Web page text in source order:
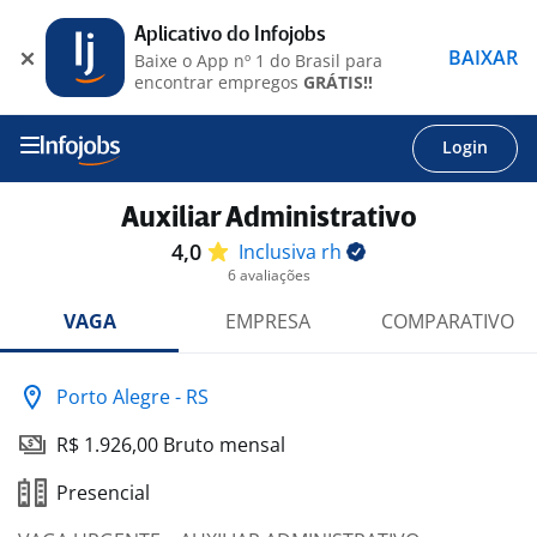
Login
Auxiliar Administrativo
4,0 Inclusiva rh
6 avaliações
VAGA EMPRESA COMPARATIVO
Porto Alegre - RS
R$ 1.926,00 Bruto mensal
Presencial
Aplicativo do Infojobs
Baixe o App nº 1 do Brasil para
encontrar empregos GRÁTIS!!
BAIXAR